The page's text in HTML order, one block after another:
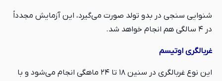
شنوایی سنجی در بدو تولد صورت می‌گیرد، این آزمایش مجدداً
در ۴ سالگی هم انجام خواهد شد.
غربالگری اوتیسم
این نوع غربالگری در سنین ۱۸ تا ۲۴ ماهگی انجام می‌شود و با